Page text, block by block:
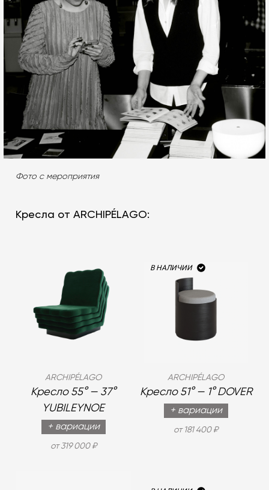
Фото с мероприятия
Кресла от ARCHIPÉLAGO:
ARCHIPÉLAGO
Кресло 55° — 37°
YUBILEYNOE
+ вариации
от 319 000 ₽
В НАЛИЧИИ
ARCHIPÉLAGO
Кресло 51° — 1° DOVER
+ вариации
от 181 400 ₽